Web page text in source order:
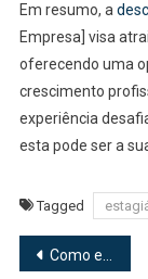
Em resumo, a
Empresa] visa
oferecendo uma
crescimento
experiência
esta pode ser a
Tagged
Como escolher o melhor esporte para crianças hiperativas ou agitadas